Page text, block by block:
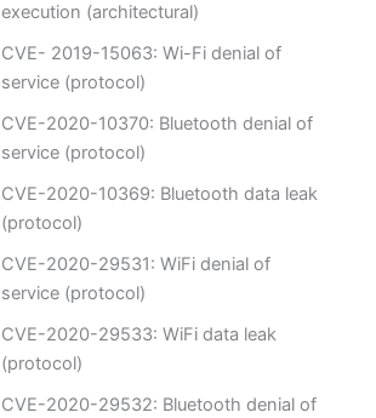
execution (architectural)
CVE- 2019-15063: Wi-Fi denial of
service (protocol)
CVE-2020-10370: Bluetooth denial of
service (protocol)
CVE-2020-10369: Bluetooth data leak
(protocol)
CVE-2020-29531: WiFi denial of
service (protocol)
CVE-2020-29533: WiFi data leak
(protocol)
CVE-2020-29532: Bluetooth denial of